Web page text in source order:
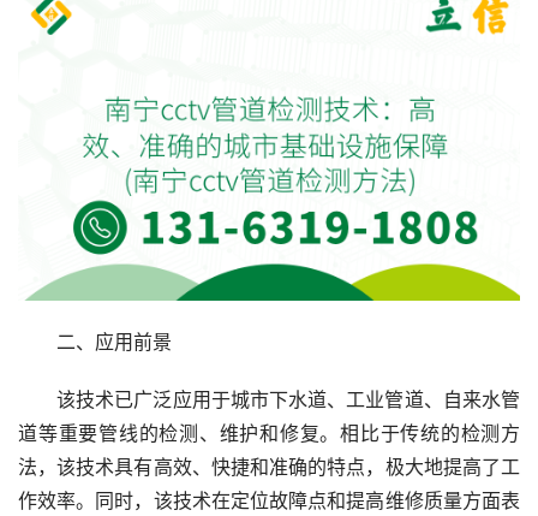
二、应用前景
该技术已广泛应用于城市下水道、工业管道、自来水管
道等重要管线的检测、维护和修复。相比于传统的检测方
法，该技术具有高效、快捷和准确的特点，极大地提高了工
作效率。同时，该技术在定位故障点和提高维修质量方面表